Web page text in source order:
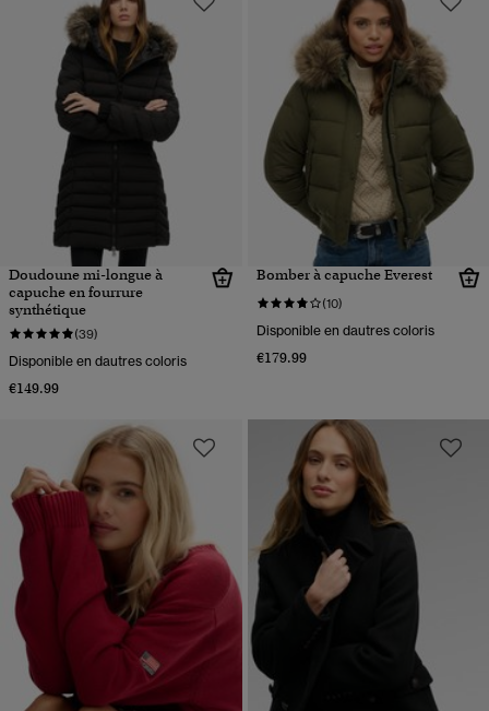
Doudoune mi-longue à
capuche en fourrure
synthétique
(39)
Disponible en dautres coloris
€149.99
Bomber à capuche Everest
(10)
Disponible en dautres coloris
€179.99